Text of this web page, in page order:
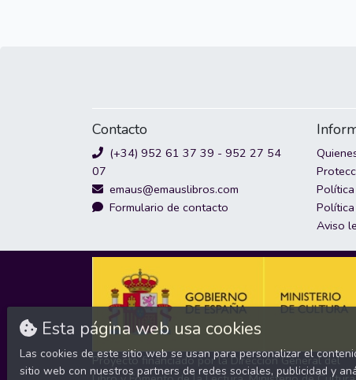
Contacto
(+34) 952 61 37 39 - 952 27 54
07
emaus@emauslibros.com
Formulario de contacto
Aviso
Proyecto financiado por la Dirección General del
Esta página web usa cookies
Las cookies de este sitio web se usan para personalizar el
sitio web con nuestros partners de redes sociales, publicidad y